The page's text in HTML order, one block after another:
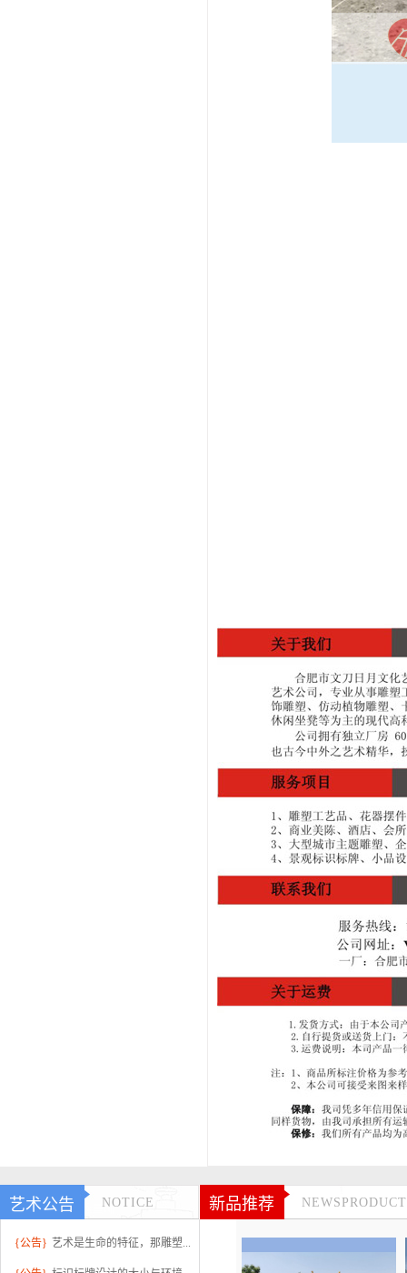
艺术公告 NOTICE
{公告} 艺术是生命的特征，那雕塑...
新品推荐 NEWSPRODUCT